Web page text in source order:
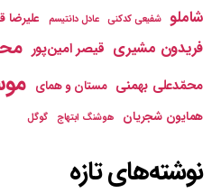
شاملو شفیعی کدکنی عادل دانتیسم علیرضا
فریدون مشیری قیصر امین‌پور
محمّدعلی بهمنی مستان و همای
همایون شجریان
هوشنگ ابتهاج گوگل
نوشته‌های تازه